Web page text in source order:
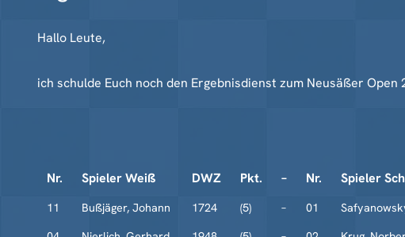
Hallo Leute,
ich schulde Euch noch den Ergebnisdienst zum Neusäßer
Nr. Spieler Weiß DWZ Pkt. – Nr. Spieler
11 Bußjäger, Johann 1724 (5) – 01